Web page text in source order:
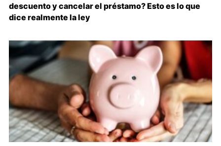
descuento y cancelar el préstamo? Esto es lo que
dice realmente la ley